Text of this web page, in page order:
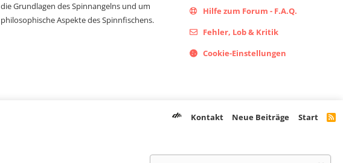
die Grundlagen des Spinnangelns und um
philosophische Aspekte des Spinnfischens.
Hilfe zum Forum - F.A.Q.
Fehler, Lob & Kritik
Cookie-Einstellungen
Kontakt Neue Beiträge Start
R
Dich erwarten langjährige Angel Fans
sollte sich hier befinden.